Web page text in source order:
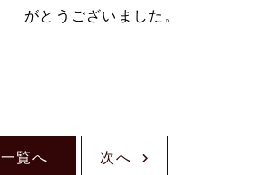
がとうございました。
次へ
一覧へ